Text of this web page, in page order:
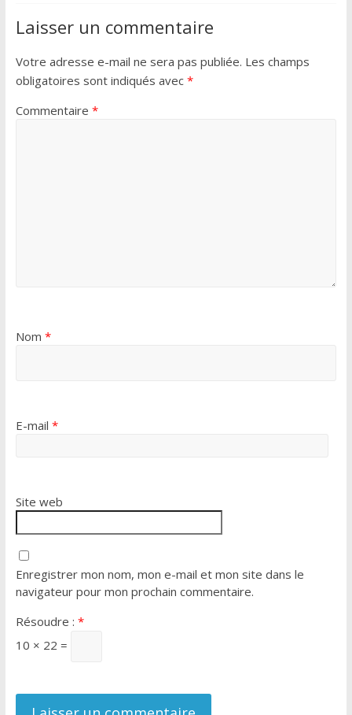
Laisser un commentaire
Votre adresse e-mail ne sera pas publiée. Les champs
obligatoires sont indiqués avec *
Commentaire *
Nom *
E-mail *
Site web
Enregistrer mon nom, mon e-mail et mon site dans le
navigateur pour mon prochain commentaire.
Résoudre : *
10 × 22 =